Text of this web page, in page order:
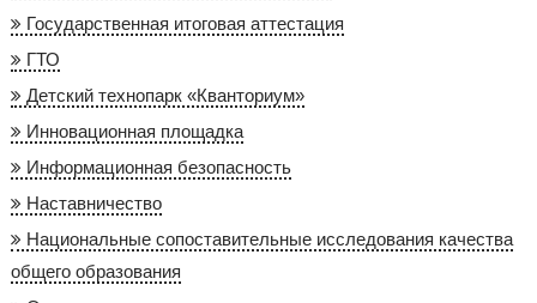
Государственная итоговая аттестация
ГТО
Детский технопарк «Кванториум»
Инновационная площадка
Информационная безопасность
Наставничество
Национальные сопоставительные исследования качества
общего образования